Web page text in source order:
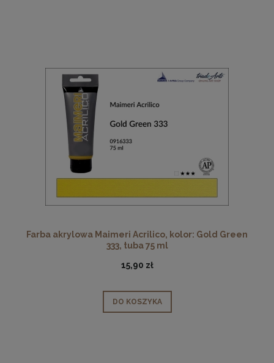
Farba akrylowa Maimeri Acrilico, kolor: Gold Green
333, tuba 75 ml
15,90 zł
DO KOSZYKA